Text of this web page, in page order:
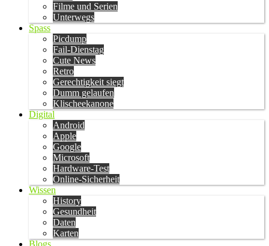
Filme und Serien
Unterwegs
Spass
Picdump
Fail-Dienstag
Cute News
Retro
Gerechtigkeit siegt
Dumm gelaufen
Klischeekanone
Digital
Android
Apple
Google
Microsoft
Hardware-Test
Online-Sicherheit
Wissen
History
Gesundheit
Daten
Karten
Blogs